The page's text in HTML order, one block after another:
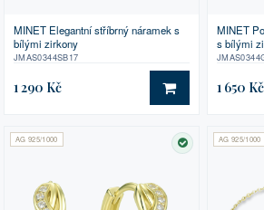
MINET Elegantní stříbrný náramek s
bílými zirkony
JMAS0344SB17
1 290 Kč DO KOŠÍKU
MINET
s bílými
1 650 Kč
AG 925/1000
SKLADEM
AG 925/1000